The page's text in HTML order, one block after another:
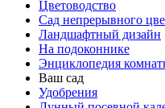
Цветоводство
Сад непрерывного
Ландшафтный дизайн
На подоконнике
Энциклопедия
Ваш сад
Удобрения